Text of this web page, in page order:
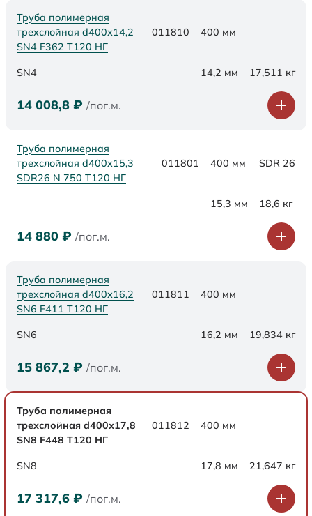
Труба полимерная
трехслойная d400х14,2
SN4 F362 Т120 НГ
011810 400 мм
SN4 14,2 мм 17,511 кг
14 008,8 ₽ /пог.м.
Труба полимерная
трехслойная d400x15,3
SDR26 N 750 Т120 НГ
011801 400 мм SDR 26
15,3 мм 18,6 кг
14 880 ₽ /пог.м.
Труба полимерная
трехслойная d400х16,2
SN6 F411 Т120 НГ
011811 400 мм
SN6 16,2 мм 19,834 кг
15 867,2 ₽ /пог.м.
Труба полимерная
трехслойная d400х17,8
SN8 F448 Т120 НГ
011812 400 мм
SN8 17,8 мм 21,647 кг
17 317,6 ₽ /пог.м.